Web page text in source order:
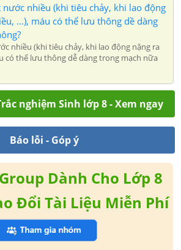
nước nhiều (khi tiêu chảy, khi lao động
...), máu có thể lưu thông dề dàng
nhiều (khi tiêu chảy, khi lao động nặng ra
có thể lưu thông dễ dàng trong mạch nữa
nghiệm Sinh lớp 8 - Xem ngay
Báo lỗi - Góp ý
Dành Cho Lớp 8
Đổi Tài Liệu Miễn Phí